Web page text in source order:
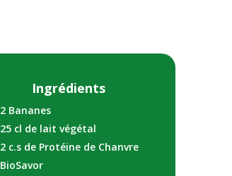
Ingrédients
2 Bananes
25 cl de lait végétal
2 c.s de Protéine de Chanvre
BioSavor